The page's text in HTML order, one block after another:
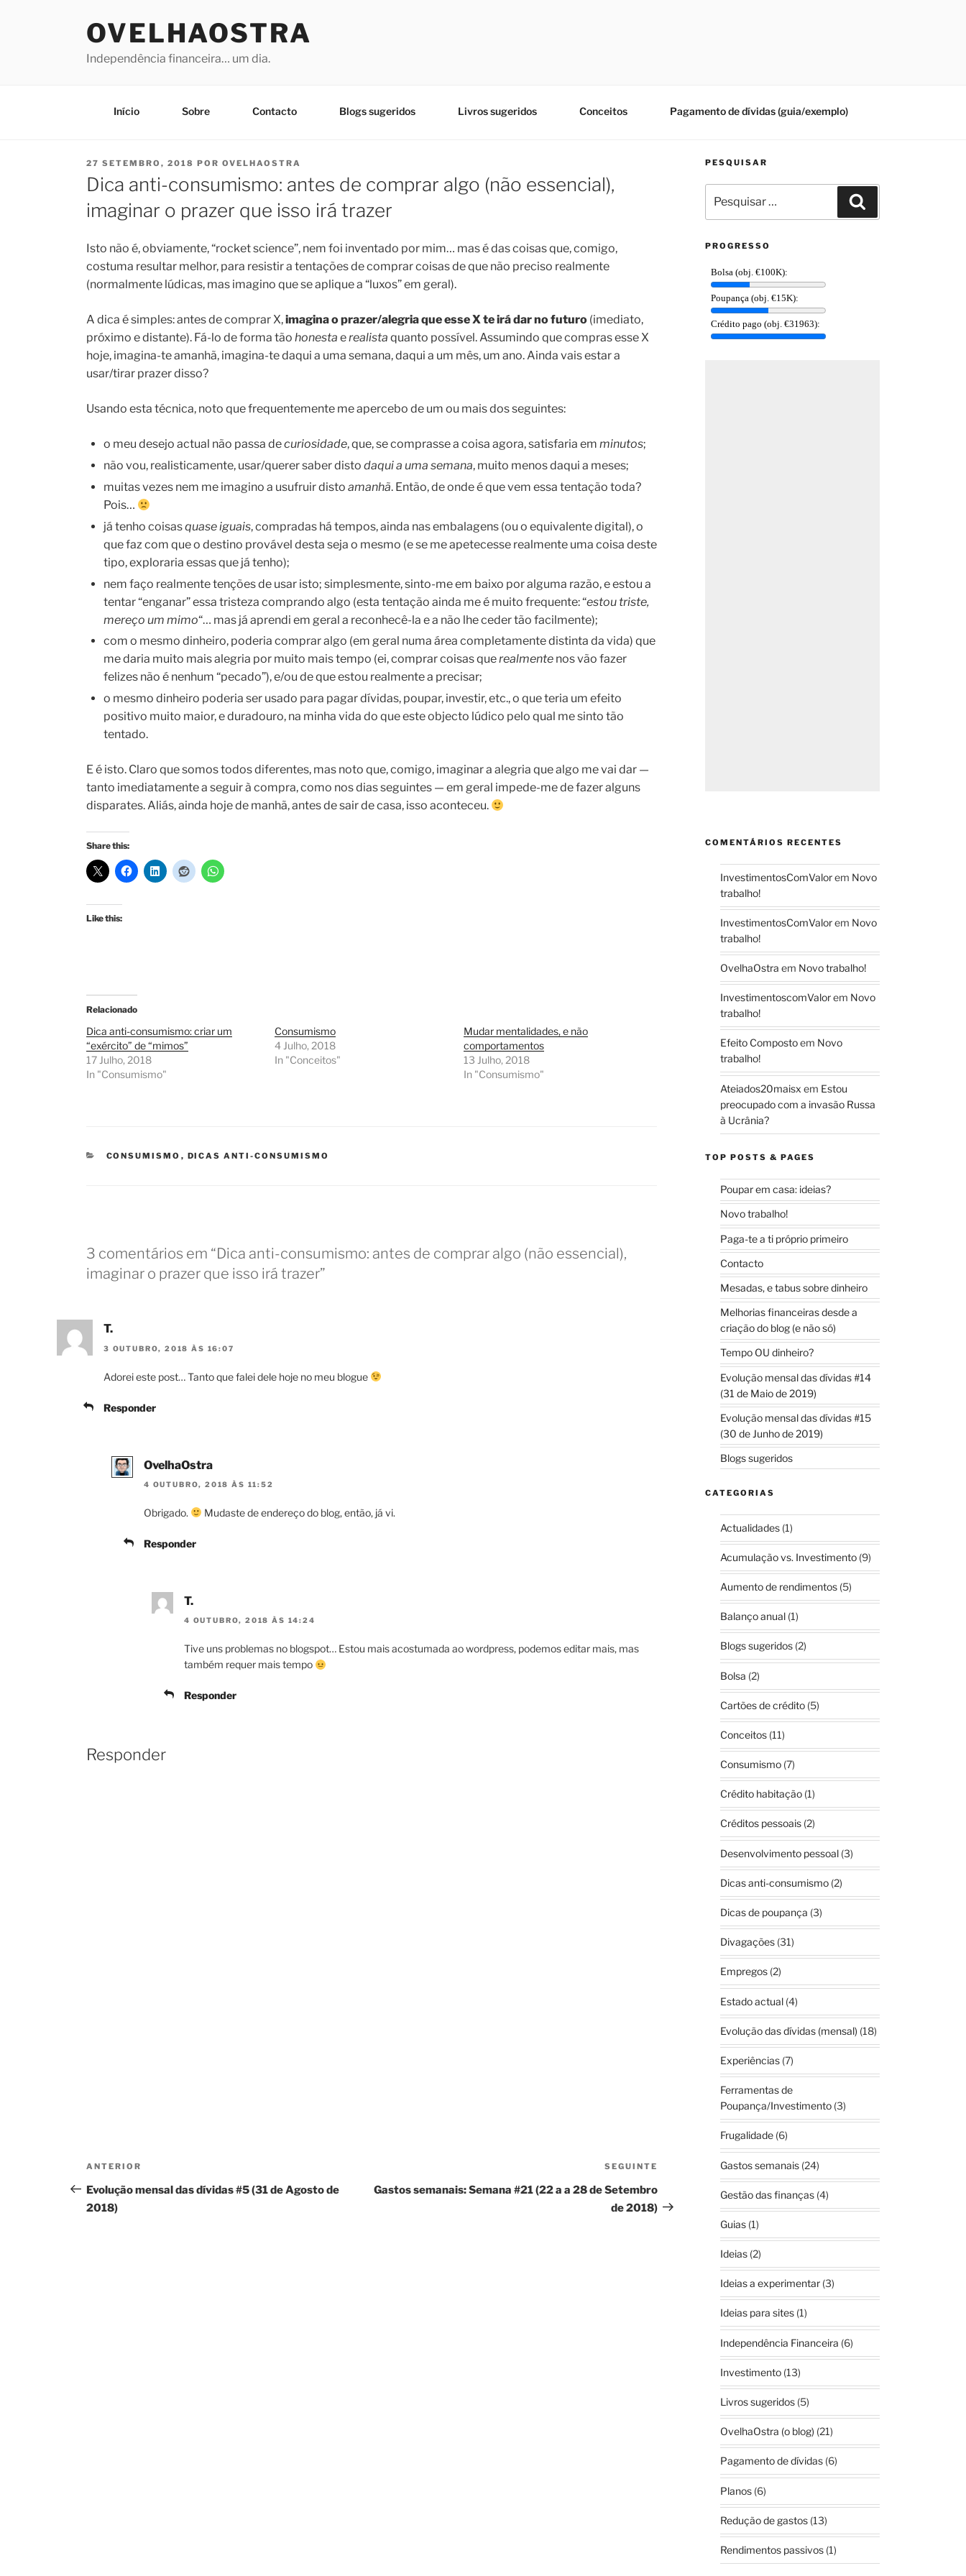
OVELHAOSTRA
Independência financeira… um dia.
Início Sobre Contacto Blogs sugeridos Livros sugeridos Conceitos Pagamento de dívidas (guia/exemplo)
PUBLICADO
EM
27 SETEMBRO, 2018 POR OVELHAOSTRA
Dica anti-consumismo: antes de comprar algo (não essencial),
imaginar o prazer que isso irá trazer
Isto não é, obviamente, “rocket science”, nem foi inventado por mim… mas é das coisas que, comigo,
costuma resultar melhor, para resistir a tentações de comprar coisas de que não preciso realmente
(normalmente lúdicas, mas imagino que se aplique a “luxos” em geral).
A dica é simples: antes de comprar X,imaginao prazer/alegria que esse X te irá dar no futuro (imediato,
próximo e distante). Fá-lo de forma tão honesta erealista quanto possível. Assumindo que compras esse X
hoje, imagina-te amanhã, imagina-te daqui a uma semana, daqui a um mês, um ano. Ainda vais estar a
usar/tirar prazer disso?
Usando esta técnica, noto que frequentemente me apercebo de um ou mais dos seguintes:
o meu desejo actual não passa decuriosidade, que, se comprasse a coisa agora, satisfaria em minutos;
não vou, realisticamente, usar/querer saber disto daqui a uma semana, muito menos daqui a meses;
muitas vezes nem me imagino a usufruir disto amanhã. Então, de onde é que vem essa tentação toda?
Pois…
já tenho coisasquase iguais, compradas há tempos, ainda nas embalagens (ou o equivalente digital), o
que faz com que o destino provável desta seja o mesmo (e se me apetecesse realmente uma coisa deste
tipo, exploraria essas que já tenho);
nem faço realmente tenções de usar isto; simplesmente, sinto-me em baixo por alguma razão, e estou a
tentar “enganar” essa tristeza comprando algo (esta tentação ainda me é muito frequente: “estou triste,
mereço um mimo“… mas já aprendi em geral a reconhecê-la e a não lhe ceder tão facilmente);
com o mesmo dinheiro, poderia comprar algo (em geral numa área completamente distinta da vida) que
me daria muito mais alegria por muito mais tempo (ei, comprar coisas querealmente nos vão fazer
felizes não é nenhum “pecado”), e/ou de que estou realmente a precisar;
o mesmo dinheiro poderia ser usado para pagar dívidas, poupar, investir, etc., o que teria um efeito
positivo muito maior, e duradouro, na minha vida do que este objecto lúdico pelo qual me sinto tão
tentado.
E é isto. Claro que somos todos diferentes, mas noto que, comigo, imaginar a alegria que algo me vai dar —
tanto imediatamente a seguir à compra, como nos dias seguintes — em geral impede-me de fazer alguns
disparates. Aliás, ainda hoje de manhã, antes de sair de casa, isso aconteceu.
Share this:
Like this:
Relacionado
Dica anti-consumismo: criar um
“exército” de “mimos”
17 Julho, 2018
In "Consumismo"
Consumismo
4 Julho, 2018
In "Conceitos"
Mudar mentalidades, e não
comportamentos
13 Julho, 2018
In "Consumismo"
CATEGORIAS
CONSUMISMO , DICAS ANTI-CONSUMISMO
3 comentários em “Dica anti-consumismo: antes de comprar algo (não essencial),
imaginar o prazer que isso irá trazer”
T.
3 OUTUBRO, 2018 ÀS 16:07
Adorei este post… Tanto que falei dele hoje no meu blogue
Responder
OvelhaOstra
4 OUTUBRO, 2018 ÀS 11:52
Obrigado. Mudaste de endereço do blog, então, já vi.
Responder
T.
4 OUTUBRO, 2018 ÀS 14:24
Tive uns problemas no blogspot… Estou mais acostumada ao wordpress, podemos editar mais, mas
também requer mais tempo
Responder
Responder
Navegação
de
artigos
Conteúdo
anterior
ANTERIOR
Evolução mensal das dívidas #5 (31 de Agosto de
2018)
seguinte
SEGUINTE
Gastos semanais: Semana #21 (22 a a 28 de Setembro
de 2018)
PESQUISAR
por:
PROGRESSO
COMENTÁRIOS RECENTES
InvestimentosComValorem Novo
trabalho!
InvestimentosComValorem Novo
trabalho!
OvelhaOstra em Novo trabalho!
InvestimentoscomValorem Novo
trabalho!
Efeito Compostoem Novo
trabalho!
Ateiados20maisx em Estou
preocupado com a invasão Russa
à Ucrânia?
TOP POSTS & PAGES
Poupar em casa: ideias?
Novo trabalho!
Paga-te a ti próprio primeiro
Contacto
Mesadas, e tabus sobre dinheiro
Melhorias financeiras desde a
criação do blog (e não só)
Tempo OU dinheiro?
Evolução mensal das dívidas #14
(31 de Maio de 2019)
Evolução mensal das dívidas #15
(30 de Junho de 2019)
Blogs sugeridos
CATEGORIAS
Actualidades (1)
Acumulação vs. Investimento (9)
Aumento de rendimentos (5)
Balanço anual (1)
Blogs sugeridos (2)
Bolsa (2)
Cartões de crédito (5)
Conceitos (11)
Consumismo (7)
Crédito habitação (1)
Créditos pessoais (2)
Desenvolvimento pessoal (3)
Dicas anti-consumismo (2)
Dicas de poupança (3)
Divagações (31)
Empregos (2)
Estado actual (4)
Evolução das dívidas (mensal) (18)
Experiências (7)
Ferramentas de
Poupança/Investimento (3)
Frugalidade (6)
Gastos semanais (24)
Gestão das finanças (4)
Guias (1)
Ideias (2)
Ideias a experimentar (3)
Ideias para sites (1)
Independência Financeira (6)
Investimento (13)
Livros sugeridos (5)
OvelhaOstra (o blog) (21)
Pagamento de dívidas (6)
Planos (6)
Redução de gastos (13)
Rendimentos passivos (1)